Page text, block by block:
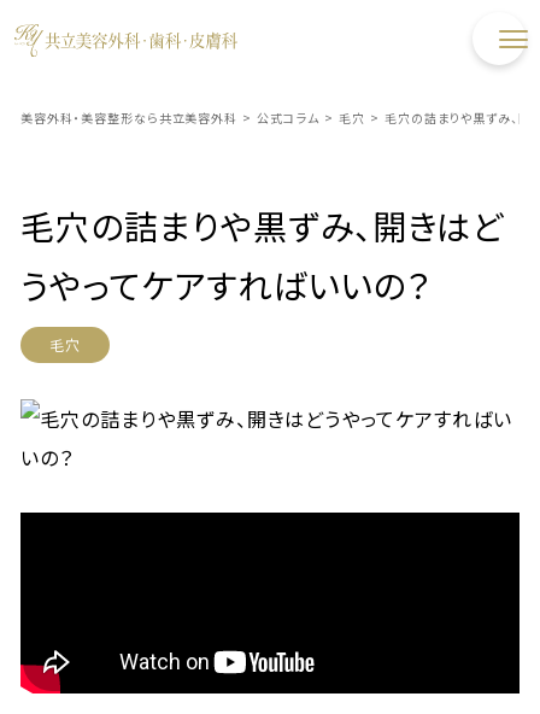
美容外科・美容整形なら共立美容外科 > 公式コラム > 毛穴 > 毛穴の詰まりや黒ずみ、開
毛穴の詰まりや黒ずみ、開きはど
うやってケアすればいいの？
毛穴